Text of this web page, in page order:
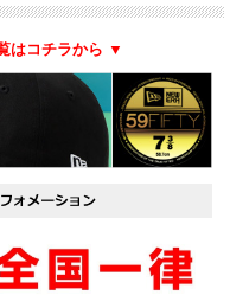
はコチラから ▼